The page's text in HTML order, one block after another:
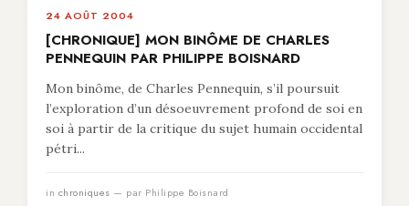
24 AOÛT 2004
[CHRONIQUE] MON BINÔME DE CHARLES
PENNEQUIN PAR PHILIPPE BOISNARD
Mon binôme, de Charles Pennequin, s’il poursuit
l’exploration d’un désoeuvrement profond de soi en
soi à partir de la critique du sujet humain occidental
pétri...
in chroniques — par Philippe Boisnard